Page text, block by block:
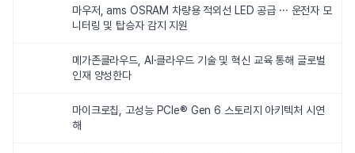
마우저, ams OSRAM 차량용 적외선 LED 공급 ··· 운전자 모
니터링 및 탑승자 감지 지원
메가존클라우드, AI·클라우드 기술 및 혁신 교육 통해 글로벌
인재 양성한다
마이크로칩, 고성능 PCIe® Gen 6 스토리지 아키텍처 시연
해